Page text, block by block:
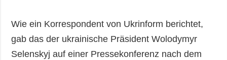
Wie ein Korrespondent von Ukrinform berichtet,
gab das der ukrainische Präsident Wolodymyr
Selenskyj auf einer Pressekonferenz nach dem